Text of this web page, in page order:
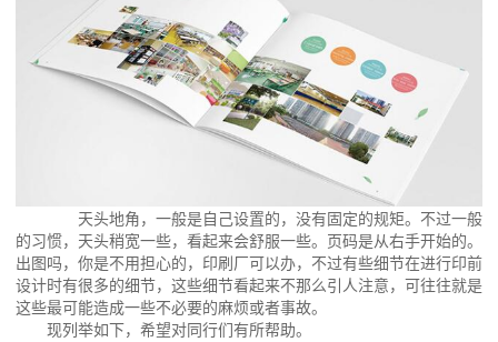
天头地角，一般是自己设置的，没有固定的规矩。不过一般
的习惯，天头稍宽一些，看起来会舒服一些。页码是从右手开始的。
出图吗，你是不用担心的，印刷厂可以办，不过有些细节在进行印前
设计时有很多的细节，这些细节看起来不那么引人注意，可往往就是
这些最可能造成一些不必要的麻烦或者事故。
现列举如下，希望对同行们有所帮助。